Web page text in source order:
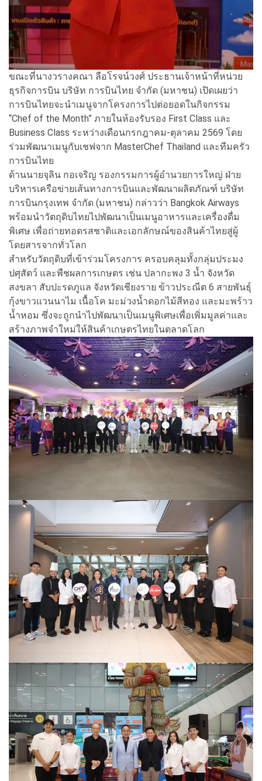
ขณะที่นางวรางคณา ลือโรจน์วงศ์ ประธานเจ้าหน้าที่หน่วย
ธุรกิจการบิน บริษัท การบินไทย จำกัด (มหาชน) เปิดเผยว่า
การบินไทยจะนำเมนูจากโครงการไปต่อยอดในกิจกรรม
“Chef of the Month” ภายในห้องรับรอง First Class และ
Business Class ระหว่างเดือนกรกฎาคม-ตุลาคม 2569 โดย
ร่วมพัฒนาเมนูกับเชฟจาก MasterChef Thailand และทีมครัว
การบินไทย
ด้านนายจุลิน กอเจริญ รองกรรมการผู้อำนวยการใหญ่ ฝ่าย
บริหารเครือข่ายเส้นทางการบินและพัฒนาผลิตภัณฑ์ บริษัท
การบินกรุงเทพ จำกัด (มหาชน) กล่าวว่า Bangkok Airways
พร้อมนำวัตถุดิบไทยไปพัฒนาเป็นเมนูอาหารและเครื่องดื่ม
พิเศษ เพื่อถ่ายทอดรสชาติและเอกลักษณ์ของสินค้าไทยสู่ผู้
โดยสารจากทั่วโลก
สำหรับวัตถุดิบที่เข้าร่วมโครงการ ครอบคลุมทั้งกลุ่มประมง
ปศุสัตว์ และพืชผลการเกษตร เช่น ปลากะพง 3 น้ำ จังหวัด
สงขลา สับปะรดภูแล จังหวัดเชียงราย ข้าวประณีต 6 สายพันธุ์
กุ้งขาวแวนนาไม เนื้อโค มะม่วงน้ำดอกไม้สีทอง และมะพร้าว
น้ำหอม ซึ่งจะถูกนำไปพัฒนาเป็นเมนูพิเศษเพื่อเพิ่มมูลค่าและ
สร้างภาพจำใหม่ให้สินค้าเกษตรไทยในตลาดโลก